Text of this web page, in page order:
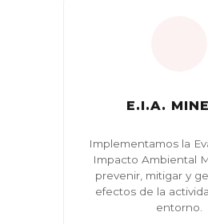
E.I.A.
Implementamos la
Impacto Ambiental
prevenir, mitigar y
efectos de la
entorno.